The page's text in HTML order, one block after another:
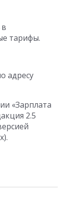
тарифы.
адресу
«Зарплата
2.5